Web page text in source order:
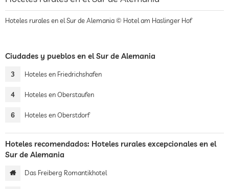
Hoteles rurales en el Sur de Alemania © Hotel am Haslinger Hof
Ciudades y pueblos en el Sur de Alemania
3 Hoteles en Friedrichshafen
4 Hoteles en Oberstaufen
6 Hoteles en Oberstdorf
Hoteles recomendados: Hoteles rurales excepcionales en el
Sur de Alemania
Das Freiberg Romantikhotel